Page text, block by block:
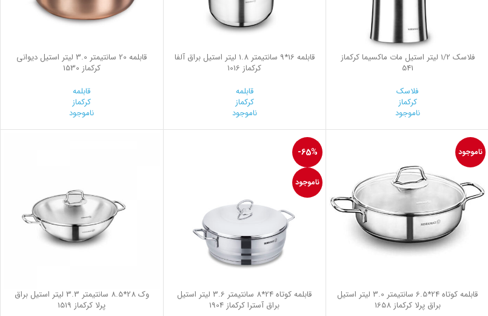
فلاسك 1/2 ليتر استيل مات ماكسيما کرکماز
541
فلاسک
کرکماز
ناموجود
قابلمه 16*9 سانتیمتر 1.8 لیتر استیل براق آلفا
کرکماز 1016
قابلمه
کرکماز
ناموجود
قابلمه 20 سانتیمتر 3.0 لیتر استیل ديواني
کرکماز 1530
قابلمه
کرکماز
ناموجود
ناموجود
قابلمه کوتاه 24*6.5 سانتیمتر 3.0 لیتر استیل
براق پرلا کرکماز 1658
-65%
ناموجود
قابلمه کوتاه 24*8 سانتیمتر 3.6 لیتر استیل
براق آسترا کرکماز 1904
وک 28*8.5 سانتیمتر 3.3 لیتر استیل براق
پرلا کرکماز 1519